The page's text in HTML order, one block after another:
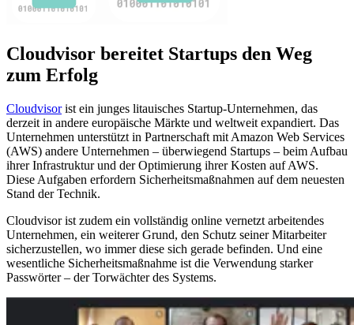
Cloudvisor bereitet Startups den Weg
zum Erfolg
Cloudvisorist ein junges litauisches Startup-Unternehmen, das
derzeit in andere europäische Märkte und weltweit expandiert. Das
Unternehmen unterstützt in Partnerschaft mit Amazon Web Services
(AWS) andere Unternehmen – überwiegend Startups – beim Aufbau
ihrer Infrastruktur und der Optimierung ihrer Kosten auf AWS.
Diese Aufgaben erfordern Sicherheitsmaßnahmen auf dem neuesten
Stand der Technik.
Cloudvisor ist zudem ein vollständig online vernetzt arbeitendes
Unternehmen, ein weiterer Grund, den Schutz seiner Mitarbeiter
sicherzustellen, wo immer diese sich gerade befinden. Und eine
wesentliche Sicherheitsmaßnahme ist die Verwendung starker
Passwörter – der Torwächter des Systems.